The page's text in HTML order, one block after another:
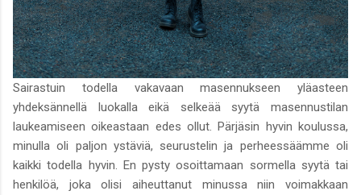
Sairastuin todella vakavaan masennukseen yläasteen
yhdeksännellä luokalla eikä selkeää syytä masennustilan
laukeamiseen oikeastaan edes ollut. Pärjäsin hyvin koulussa,
minulla oli paljon ystäviä, seurustelin ja perheessäämme oli
kaikki todella hyvin. En pysty osoittamaan sormella syytä tai
henkilöä, joka olisi aiheuttanut minussa niin voimakkaan